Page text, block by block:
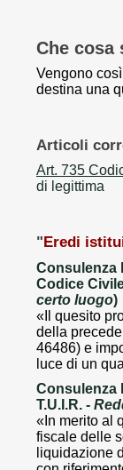
Che cosa
Vengono
destina una
Articoli
Art. 735
di legittima
"Eredi
Consulenza
Codice
certo luogo)
«Il quesito
della
46486) e
luce di un
Consulenza
T.U.I.R. -
«In merito al
fiscale delle
liquidazione